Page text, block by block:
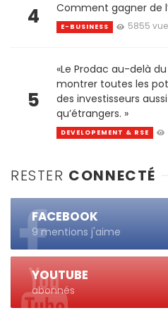
4 Comment gagner de
E-BUSINESS 5855
5
«Le Prodac au-delà
montrer toutes les
des investisseurs
qu’étrangers. »
DEVELOPEMENT & RSE
RESTER CONNECTÉ
FACEBOOK
9 mentions j'aime
YOUTUBE
abonnés